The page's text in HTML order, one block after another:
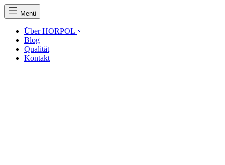
Menü
Über HORPOL
Blog
Qualität
Kontakt